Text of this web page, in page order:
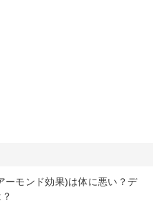
ーモンド効果)は体に悪い？デ